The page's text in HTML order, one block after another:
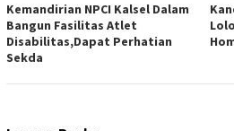
Kemandirian NPCI Kalsel Dalam
Bangun Fasilitas Atlet
Disabilitas,Dapat Perhatian
Sekda